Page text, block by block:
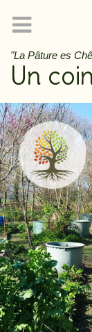
"La Pâture es
Un